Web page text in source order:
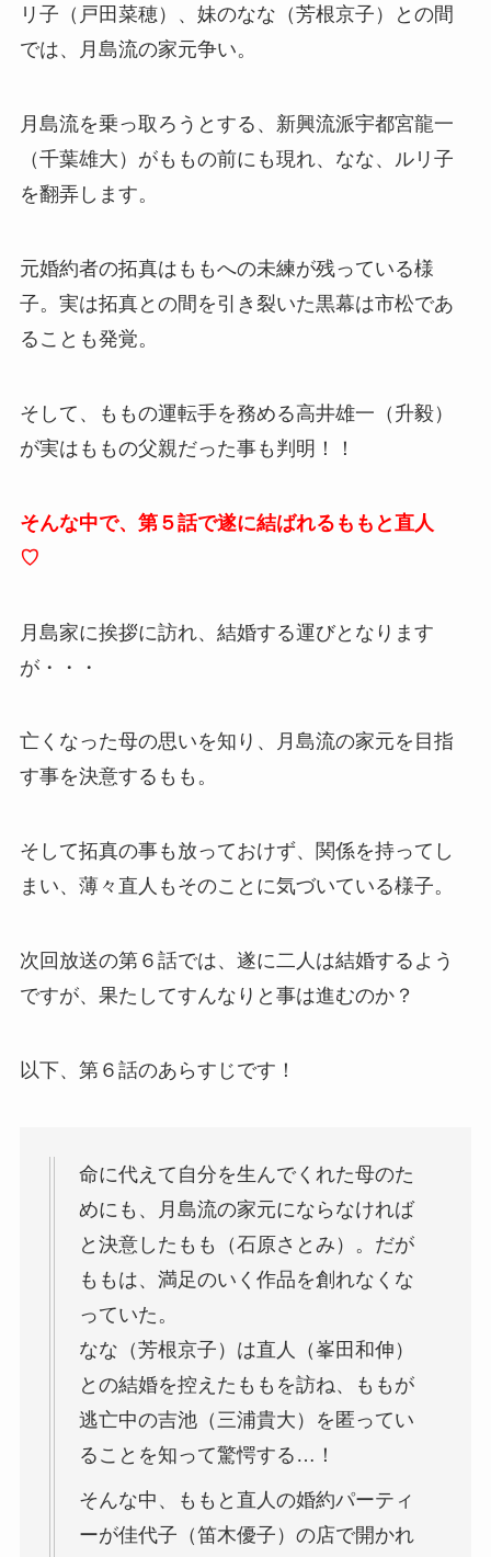
リ子（戸田菜穂）、妹のなな（芳根京子）との間
では、月島流の家元争い。
月島流を乗っ取ろうとする、新興流派宇都宮龍一
（千葉雄大）がももの前にも現れ、なな、ルリ子
を翻弄します。
元婚約者の拓真はももへの未練が残っている様
子。実は拓真との間を引き裂いた黒幕は市松であ
ることも発覚。
そして、ももの運転手を務める高井雄一（升毅）
が実はももの父親だった事も判明！！
そんな中で、第５話で遂に結ばれるももと直人
♡
月島家に挨拶に訪れ、結婚する運びとなります
が・・・
亡くなった母の思いを知り、月島流の家元を目指
す事を決意するもも。
そして拓真の事も放っておけず、関係を持ってし
まい、薄々直人もそのことに気づいている様子。
次回放送の第６話では、遂に二人は結婚するよう
ですが、果たしてすんなりと事は進むのか？
以下、第６話のあらすじです！
命に代えて自分を生んでくれた母のた
めにも、月島流の家元にならなければ
と決意したもも（石原さとみ）。だが
ももは、満足のいく作品を創れなくな
っていた。
なな（芳根京子）は直人（峯田和伸）
との結婚を控えたももを訪ね、ももが
逃亡中の吉池（三浦貴大）を匿ってい
ることを知って驚愕する…！
そんな中、ももと直人の婚約パーティ
ーが佳代子（笛木優子）の店で開かれ